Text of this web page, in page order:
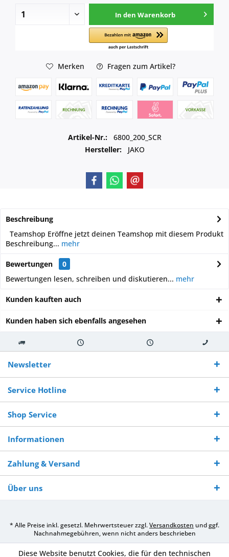
In den Warenkorb
Merken Fragen zum Artikel?
Artikel-Nr.:
6800_200_SCR
Hersteller:
JAKO
Beschreibung
Teamshop Eröffne jetzt deinen Teamshop mit diesem Produkt
Beschreibung... mehr
Bewertungen
0
Bewertungen lesen, schreiben und diskutieren... mehr
Kunden kauften auch
Kunden haben sich ebenfalls angesehen
Kostenloser
Versand ab €
250,-
Versand innerhalb von Versand von So erreichen
Sie uns 0160
970 511 90
Newsletter
Service Hotline
Shop Service
Informationen
Zahlung & Versand
Über uns
* Alle Preise inkl. gesetzl. Mehrwertsteuer zzgl.Versandkosten und ggf.
Nachnahmegebühren, wenn nicht anders beschrieben
Diese Website benutzt Cookies, die für den technischen